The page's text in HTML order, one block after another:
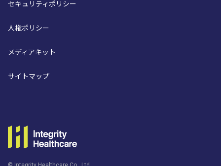
セキュリティポリシー
人権ポリシー
メディアキット
サイトマップ